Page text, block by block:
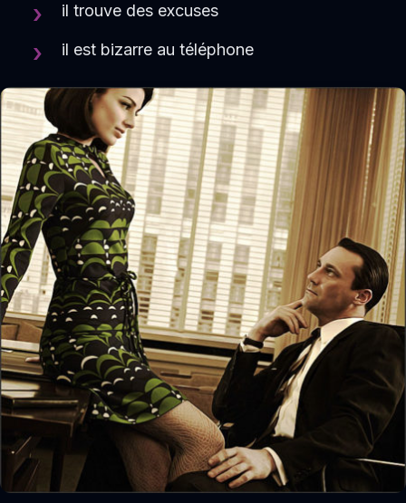
il trouve des excuses
il est bizarre au téléphone